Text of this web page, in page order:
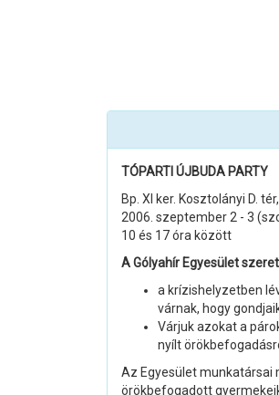
TÓPARTI ÚJBUDA PARTY
Bp. XI ker. Kosztolányi D.
2006. szeptember 2 - 3
10 és 17 óra között
A Gólyahír Egyesület
a krízishelyzetben
várnak, hogy
Várjuk azokat a
nyílt
Az Egyesület munkatársai
örökbefogadott